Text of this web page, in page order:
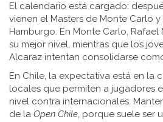
El calendario está cargado:
vienen el Masters de Monte Carlo
Hamburgo. En Monte Carlo,
su mejor nivel, mientras que los
Alcaraz intentan consolidarse
En Chile, la expectativa está en la
locales que permiten a jugadores
nivel contra internacionales.
de la Open Chile, porque suele ser